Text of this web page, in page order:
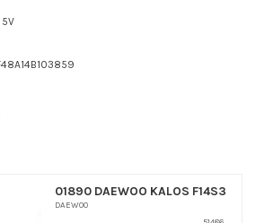
01890 DAEWOO KALOS F14S3
DAEWOO